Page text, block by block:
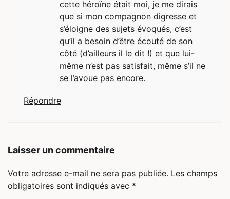
cette héroïne était moi, je me dirais
que si mon compagnon digresse et
s’éloigne des sujets évoqués, c’est
qu’il a besoin d’être écouté de son
côté (d’ailleurs il le dit !) et que lui-
même n’est pas satisfait, même s’il ne
se l’avoue pas encore.
Répondre
Laisser un commentaire
Votre adresse e-mail ne sera pas publiée. Les champs
obligatoires sont indiqués avec *